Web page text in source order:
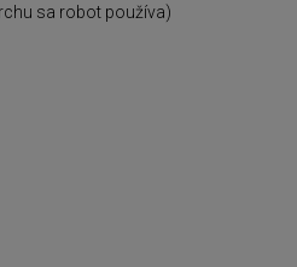
sa robot používa)